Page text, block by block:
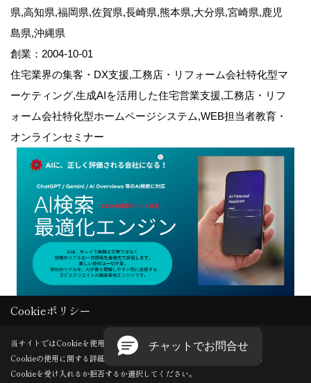
県,高知県,福岡県,佐賀県,長崎県,熊本県,大分県,宮崎県,鹿児
島県,沖縄県
創業：2004-10-01
住宅業界の集客・DX支援,工務店・リフォーム会社特化型マ
ーケティング,生成AIを活用した住宅営業支援,工務店・リフ
ォーム会社特化型ホームページシステム,WEB担当者教育・
オンラインセミナー
Copyright (c) GODDESS CREATE. All Rights Reserved.
Produced byゴデスクリエイト
Cookieポリシー
当サイトではCookieを使用します。
Cookieの使用に関する詳細は 「プライバシーポリシー
」をご覧ください。
Cookieを受け入れるか拒否するか選択してください。